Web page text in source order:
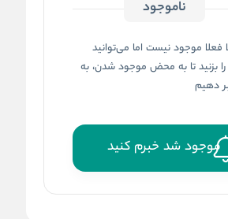
ناموجود
فعلا موجود نیست اما می‌توانید
را بزنید تا به محض موجود شدن، به
دهیم
موجود شد خبرم کنید